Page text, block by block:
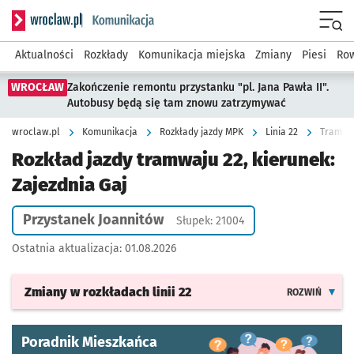
Serwis informacyjny wroclaw.pl podserwis: Komunikacja
Aktualności Rozkłady Komunikacja miejska Zmiany Piesi
WROCŁAW Zakończenie remontu przystanku "pl. Jana Pawła II".
Autobusy będą się tam znowu zatrzymywać
wroclaw.pl Komunikacja Rozkłady jazdy MPK Linia 22
Rozkład jazdy tramwaju 22, kierunek:
Zajezdnia Gaj
Przystanek Joannitów Słupek: 21004
Ostatnia aktualizacja: 01.08.2026
Zmiany w rozkładach linii 22 ROZWIŃ
Poradnik Mieszkańca